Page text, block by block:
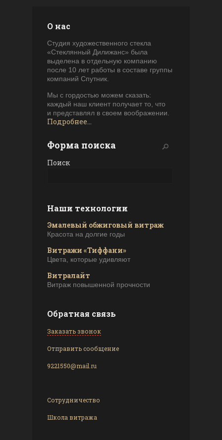
О нас
Студия художественного стекла
«Стеклянный Дилижанс» была
выделена в отдельную компанию
после 10 лет работы в составе группы
компаний Спутник.
Мы с гордостью можем сказать:
каждый наш клиент получает то, что
и представлял в своем воображении.
Подробнее...
Форма поиска
Поиск
Наши технологии
Эмалевый обжиговый витраж
Красота на долгие годы
Витражи «Тиффани»
Цвета, которые удивляют
Витралайт
Витраж повышенной прочности
Обратная связь
Заказать звонок
Отправить сообщение
9221550@mail.ru
Сотрудничество
Школа витража